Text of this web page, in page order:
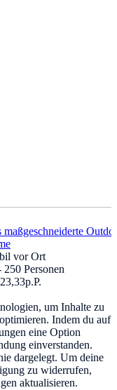
maßgeschneiderte
vor Ort
250 Personen
p.P.
um Inhalte zu
Indem du auf
eine Option
einverstanden.
dargelegt. Um deine
zu widerrufen,
aktualisieren.